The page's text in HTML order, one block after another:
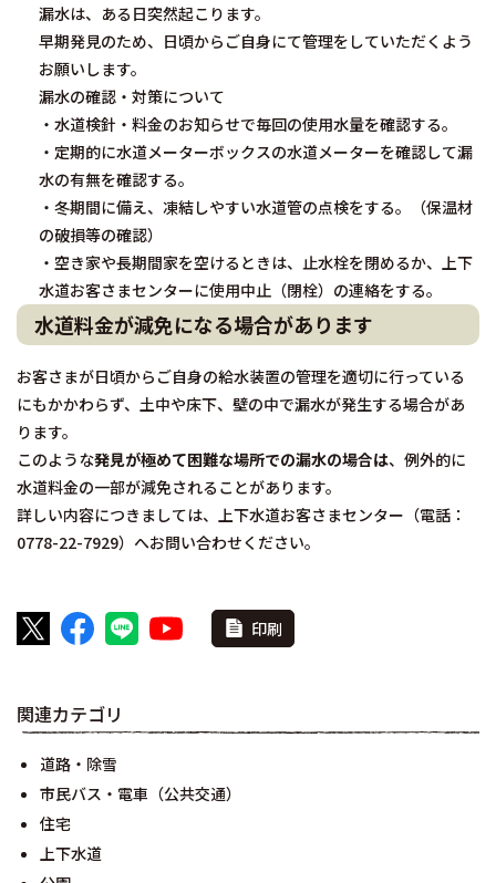
漏水は、ある日突然起こります。
早期発見のため、日頃からご自身にて管理をしていただくよう
お願いします。
漏水の確認・対策について
・水道検針・料金のお知らせで毎回の使用水量を確認する。
・定期的に水道メーターボックスの水道メーターを確認して漏
水の有無を確認する。
・冬期間に備え、凍結しやすい水道管の点検をする。（保温材
の破損等の確認）
・空き家や長期間家を空けるときは、止水栓を閉めるか、上下
水道お客さまセンターに使用中止（閉栓）の連絡をする。
水道料金が減免になる場合があります
お客さまが日頃からご自身の給水装置の管理を適切に行っている
にもかかわらず、土中や床下、壁の中で漏水が発生する場合があ
ります。
このような発見が極めて困難な場所での漏水の場合は、例外的に
水道料金の一部が減免されることがあります。
詳しい内容につきましては、上下水道お客さまセンター（電話：
0778-22-7929）へお問い合わせください。
印刷
関連カテゴリ
道路・除雪
市民バス・電車（公共交通）
住宅
上下水道